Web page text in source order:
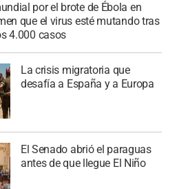
por el brote de Ébola en
que el virus esté mutando tras
4.000 casos
La crisis migratoria que
desafía a España y a Europa
El Senado abrió el paraguas
antes de que llegue El Niño